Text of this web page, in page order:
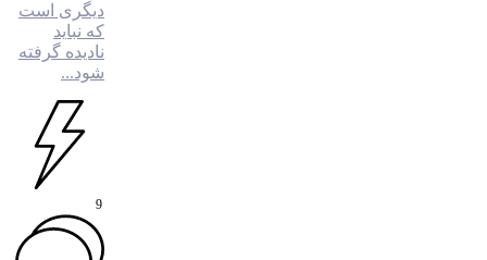
دیگری است
که نباید
نادیده گرفته
شود...
9